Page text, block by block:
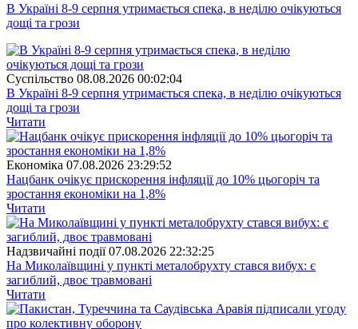
В Україні 8-9 серпня утримається спека, в неділю очікуються
дощі та грози
Суспiльство 08.08.2026 00:02:04
В Україні 8-9 серпня утримається спека, в неділю очікуються
дощі та грози
Читати
Економіка 07.08.2026 23:29:52
Нацбанк очікує прискорення інфляції до 10% цьогоріч та
зростання економіки на 1,8%
Читати
Надзвичайні події 07.08.2026 22:32:25
На Миколаївщині у пункті металобрухту стався вибух: є
загиблий, двоє травмовані
Читати